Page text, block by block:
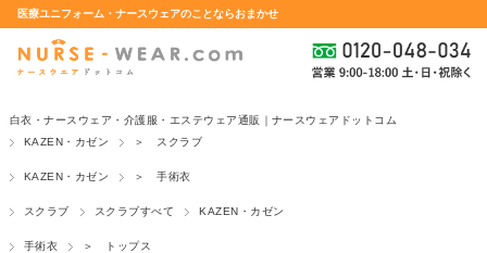
医療ユニフォーム・ナースウェアのことならおまかせ
白衣・ナースウェア・介護服・エステウェア通販｜ナースウェアドットコム
KAZEN・カゼン
＞ スクラブ
KAZEN・カゼン ＞ 手術衣
スクラブ スクラブすべて KAZEN・カゼン
手術衣 ＞ トップス